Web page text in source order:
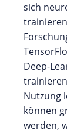
sich
Deep-
Nutzung
können
werden,